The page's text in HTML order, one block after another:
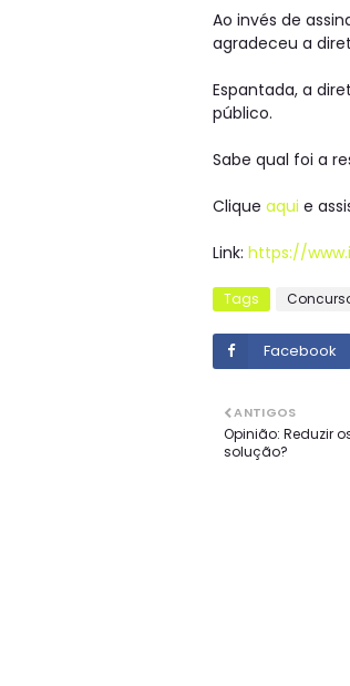
Ao invés de
agradeceu a
Espantada, a
público.
Sabe qual foi a
Clique aqui e
Link: https://
Tags
Facebook
ANTIGOS
Opinião: Reduzir
solução?